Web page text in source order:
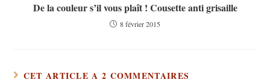
De la couleur s’il vous plaît ! Cousette anti grisaille
8 février 2015
CET ARTICLE A 2 COMMENTAIRES